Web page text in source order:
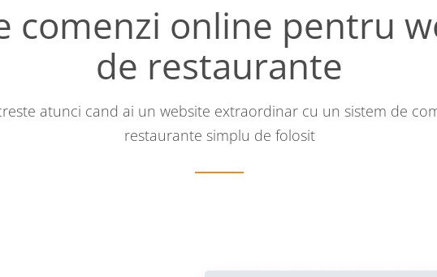
comenzi online pentru
de restaurante
atunci cand ai un website extraordinar cu un sistem de
restaurante simplu de folosit